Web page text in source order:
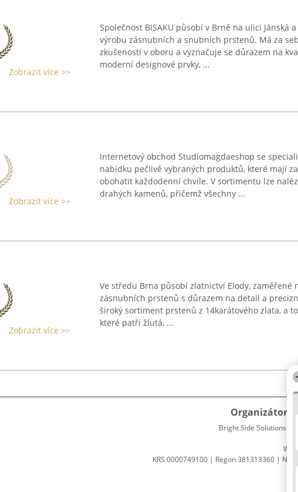
Zobrazit více >>
Společnost BISAKU působí v Brně na ulici Jánská
výrobu zásnubních a snubních prstenů. Má za
zkušeností v oboru a vyznačuje se důrazem na
moderní designové prvky, ...
Zobrazit více >>
Internetový obchod Studiomagdaeshop se
nabídku pečlivě vybraných produktů, které mají
obohatit každodenní chvíle. V sortimentu lze
drahých kamenů, přičemž všechny ...
Zobrazit více >>
Ve středu Brna působí zlatnictví Elody, zaměřené
zásnubních prstenů s důrazem na detail a
široký sortiment prstenů z 14karátového zlata, a
které patří žlutá, ...
Organizátor
Bright Side Solutions sp.
KRS 0000749100 | Regon 381313360 | NIP